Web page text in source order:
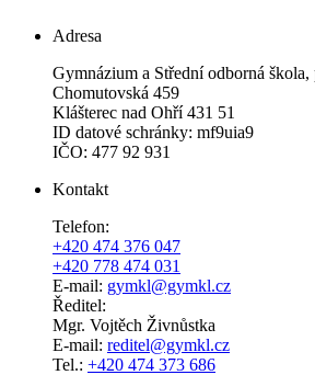
Adresa
Gymnázium a Střední odborná
Chomutovská 459
Klášterec nad Ohří 431 51
ID datové schránky: mf9uia9
IČO: 477 92 931
Kontakt
Telefon:
+420 474 376 047
+420 778 474 031
E-mail: gymkl@gymkl.cz
Ředitel:
Mgr. Vojtěch Živnůstka
E-mail: reditel@gymkl.cz
Tel.: +420 474 373 686